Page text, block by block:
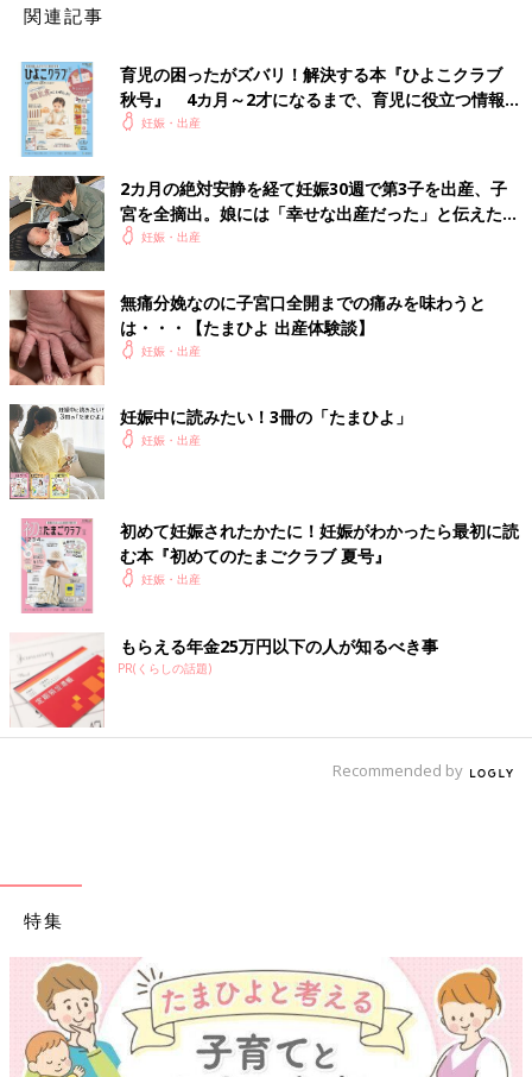
関連記事
育児の困ったがズバリ！解決する本『ひよこクラブ
秋号』 4カ月～2才になるまで、育児に役立つ情報が
いっぱい！
妊娠・出産
2カ月の絶対安静を経て妊娠30週で第3子を出産、子
宮を全摘出。娘には「幸せな出産だった」と伝えたい
【極低出生体重児】
妊娠・出産
無痛分娩なのに子宮口全開までの痛みを味わうと
は・・・【たまひよ 出産体験談】
妊娠・出産
妊娠中に読みたい！3冊の「たまひよ」
妊娠・出産
初めて妊娠されたかたに！妊娠がわかったら最初に読
む本『初めてのたまごクラブ 夏号』
妊娠・出産
もらえる年金25万円以下の人が知るべき事
PR(くらしの話題)
Recommended by
特集